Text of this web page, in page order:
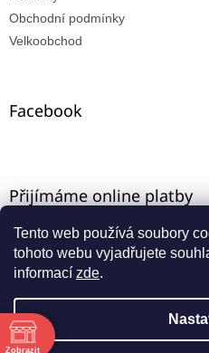
Tento web používá soubory
tohoto webu vyjadřujete
informací zde.
Obchodní podmínky
Velkoobchod
Facebook
Přijímáme online platby
Zobrazit